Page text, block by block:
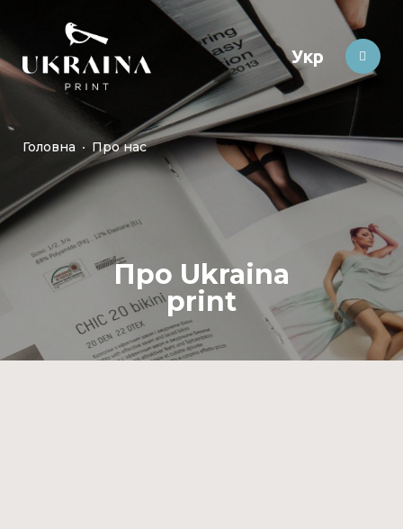
Укр
Головна Про нас
Про Ukraina
print